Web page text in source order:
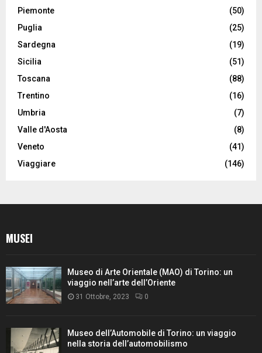
Piemonte
(50)
Puglia
(25)
Sardegna
(19)
Sicilia
(51)
Toscana
(88)
Trentino
(16)
Umbria
(7)
Valle d'Aosta
(8)
Veneto
(41)
Viaggiare
(146)
MUSEI
Museo di Arte Orientale (MAO) di Torino: un
viaggio nell’arte dell’Oriente
31 Ottobre, 2023 0
Museo dell’Automobile di Torino: un viaggio
nella storia dell’automobilismo